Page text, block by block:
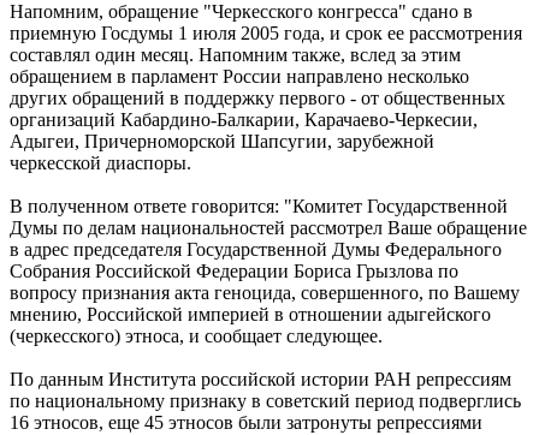
Напомним, обращение "Черкесского конгресса" сдано в
приемную Госдумы 1 июля 2005 года, и срок ее рассмотрения
составлял один месяц. Напомним также, вслед за этим
обращением в парламент России направлено несколько
других обращений в поддержку первого - от общественных
организаций Кабардино-Балкарии, Карачаево-Черкесии,
Адыгеи, Причерноморской Шапсугии, зарубежной
черкесской диаспоры.
В полученном ответе говорится: "Комитет Государственной
Думы по делам национальностей рассмотрел Ваше обращение
в адрес председателя Государственной Думы Федерального
Собрания Российской Федерации Бориса Грызлова по
вопросу признания акта геноцида, совершенного, по Вашему
мнению, Российской империей в отношении адыгейского
(черкесского) этноса, и сообщает следующее.
По данным Института российской истории РАН репрессиям
по национальному признаку в советский период подверглись
16 этносов, еще 45 этносов были затронуты репрессиями